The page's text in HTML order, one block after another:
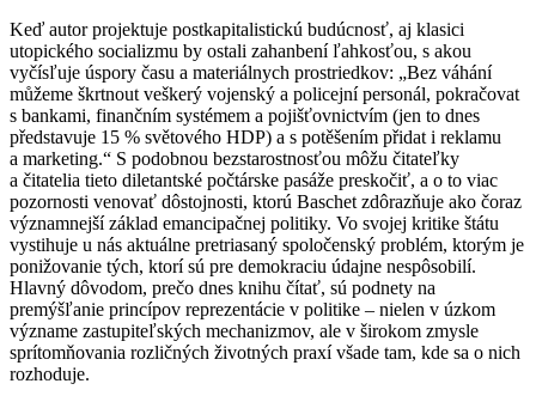
Keď autor projektuje postkapitalistickú budúcnosť, aj klasici
utopického socializmu by ostali zahanbení ľahkosťou, s akou
vyčísľuje úspory času a materiálnych prostriedkov: „Bez váhání
můžeme škrtnout veškerý vojenský a policejní personál, pokračovat
s bankami, finančním systémem a pojišťovnictvím (jen to dnes
představuje 15 % světového HDP) a s potěšením přidat i reklamu
a marketing.“ S podobnou bezstarostnosťou môžu čitateľky
a čitatelia tieto diletantské počtárske pasáže preskočiť, a o to viac
pozornosti venovať dôstojnosti, ktorú Baschet zdôrazňuje ako čoraz
významnejší základ emancipačnej politiky. Vo svojej kritike štátu
vystihuje u nás aktuálne pretriasaný spoločenský problém, ktorým je
ponižovanie tých, ktorí sú pre demokraciu údajne nespôsobilí.
Hlavný dôvodom, prečo dnes knihu čítať, sú podnety na
premýšľanie princípov reprezentácie v politike – nielen v úzkom
význame zastupiteľských mechanizmov, ale v širokom zmysle
sprítomňovania rozličných životných praxí všade tam, kde sa o nich
rozhoduje.